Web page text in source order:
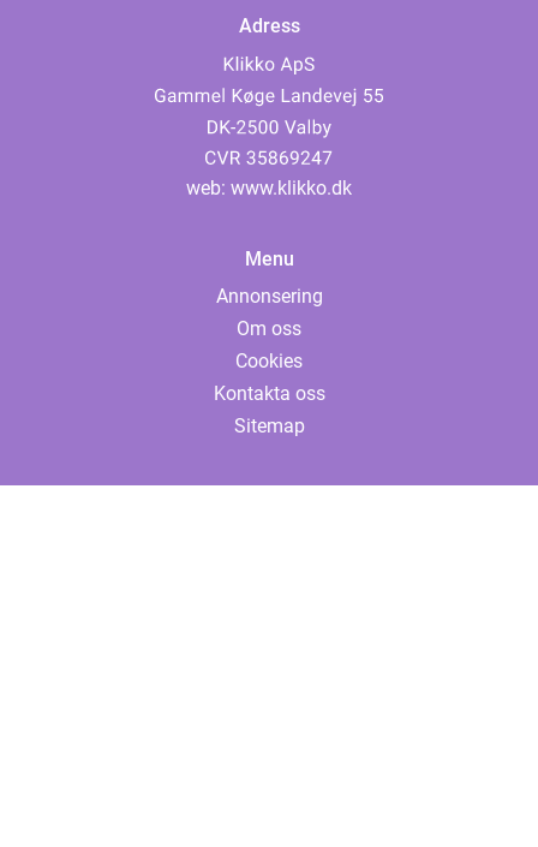
Adress
web: www.klikko.dk
Menu
Annonsering
Om oss
Cookies
Kontakta oss
Sitemap